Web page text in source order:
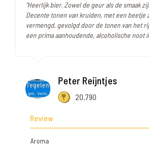
"Heerlijk bier. Zowel de geur als de smaak
Decente tonen van kruiden, met een beetje
vermengd, gevolgd door de tonen van het
een prima aanhoudende, alcoholische noot
Peter Reijntjes
20.790
Review
Aroma